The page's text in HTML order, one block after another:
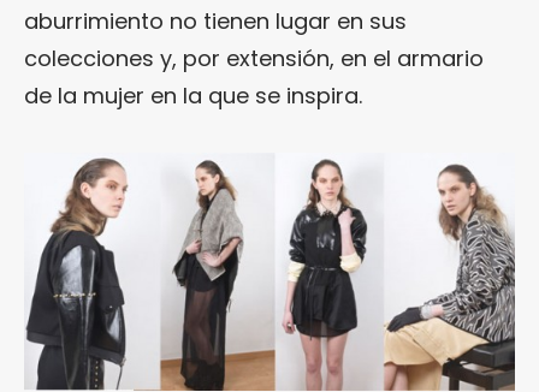
aburrimiento no tienen lugar en sus
colecciones y, por extensión, en el armario
de la mujer en la que se inspira.